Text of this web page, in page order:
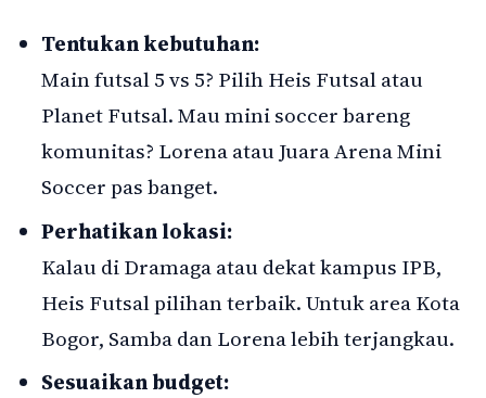
Tentukan kebutuhan:
Main futsal 5 vs 5? Pilih Heis Futsal atau
Planet Futsal. Mau mini soccer bareng
komunitas? Lorena atau Juara Arena Mini
Soccer pas banget.
Perhatikan lokasi:
Kalau di Dramaga atau dekat kampus IPB,
Heis Futsal pilihan terbaik. Untuk area Kota
Bogor, Samba dan Lorena lebih terjangkau.
Sesuaikan budget: